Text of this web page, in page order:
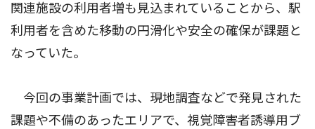
関連施設の利用者増も見込まれていることから、駅
利用者を含めた移動の円滑化や安全の確保が課題と
なっていた。
今回の事業計画では、現地調査などで発見された
課題や不備のあったエリアで、視覚障害者誘導用ブ